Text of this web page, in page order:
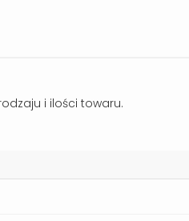
i ilości towaru.